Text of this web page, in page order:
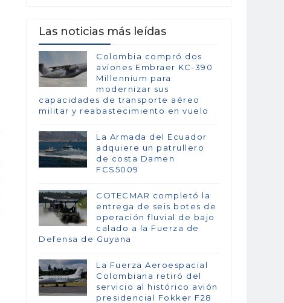
Las noticias más leídas
Colombia compró dos
aviones Embraer KC-390
Millennium para
modernizar sus
capacidades de transporte aéreo
militar y reabastecimiento en vuelo
La Armada del Ecuador
adquiere un patrullero
de costa Damen
FCS5009
COTECMAR completó la
entrega de seis botes de
operación fluvial de bajo
calado a la Fuerza de
Defensa de Guyana
La Fuerza Aeroespacial
Colombiana retiró del
servicio al histórico avión
presidencial Fokker F28